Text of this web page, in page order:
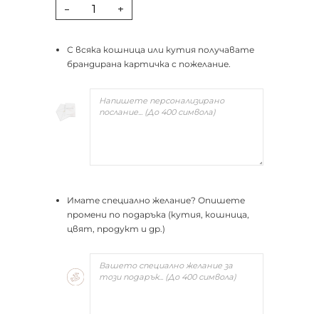
- +
С всяка кошница или кутия получавате
брандирана картичка с пожелание.
Имате специално желание? Опишете
промени по подаръка (кутия, кошница,
цвят, продукт и др.)